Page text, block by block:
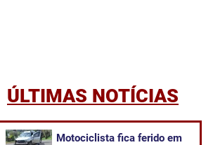
ÚLTIMAS NOTÍCIAS
Motociclista fica ferido em